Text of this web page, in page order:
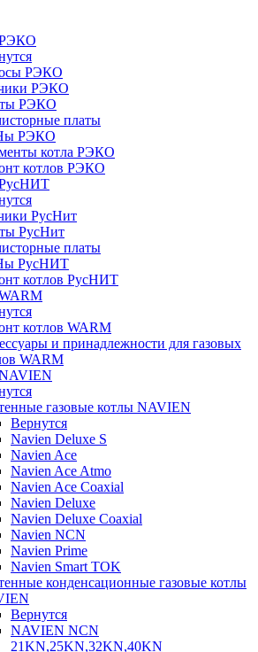
РЭКО
РЭКО
РЭКО
РЭКО
платы
РЭКО
котла РЭКО
котлов РЭКО
РусНИТ
РусНит
РусНит
платы
РусНИТ
котлов РусНИТ
котлов WARM
и принадлежности для газовых
WARM
газовые котлы NAVIEN
Вернутся
Navien Deluxe S
Navien Ace
Navien Ace Atmo
Navien Ace Coaxial
Navien Deluxe
Navien Deluxe Coaxial
Navien NCN
Navien Prime
Navien Smart TOK
конденсационные газовые котлы
Вернутся
NAVIEN NCN
21KN,25KN,32KN,40KN